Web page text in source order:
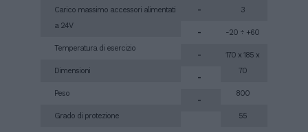
Carico massimo accessori alimentati
a 24V
Temperatura di esercizio
Dimensioni
Peso
Grado di protezione
-
-
-
-
-
3
-20 ÷ +60
170 x 185 x
70
800
55